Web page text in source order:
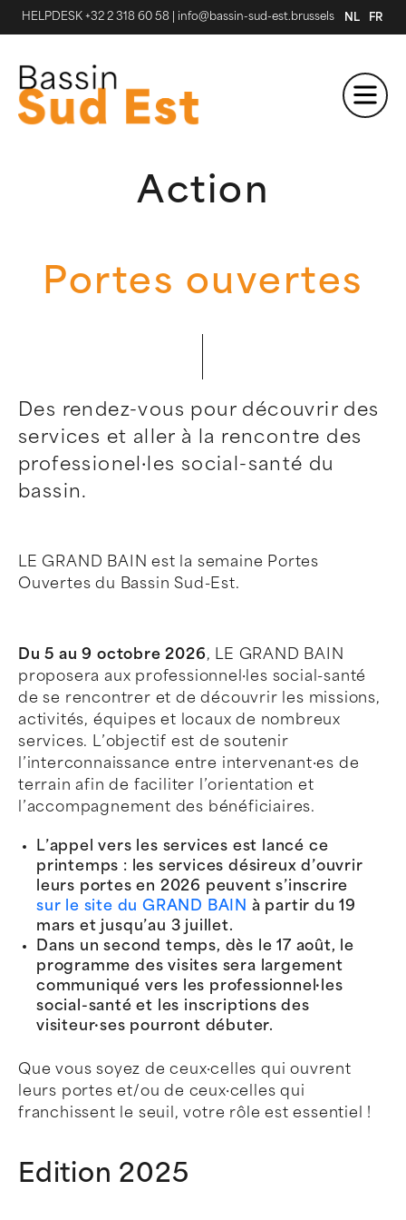
HELPDESK +32 2 318 60 58 info@bassin-sud-est.brussels NL FR
Action
Portes ouvertes
Des rendez-vous pour découvrir des
services et aller à la rencontre des
professionel·les social-santé du
bassin.
LE GRAND BAIN est la semaine Portes
Ouvertes du Bassin Sud-Est.
Du 5 au 9 octobre 2026, LE GRAND BAIN
proposera aux professionnel·les social-santé
de se rencontrer et de découvrir les missions,
activités, équipes et locaux de nombreux
services. L’objectif est de soutenir
l’interconnaissance entre intervenant·es de
terrain afin de faciliter l’orientation et
l’accompagnement des bénéficiaires.
L’appel vers les services est lancé ce
printemps : les services désireux d’ouvrir
leurs portes en 2026 peuvent s’inscrire
sur le site du GRAND BAIN à partir du 19
mars et jusqu’au 3 juillet.
Dans un second temps, dès le 17 août, le
programme des visites sera largement
communiqué vers les professionnel·les
social-santé et les inscriptions des
visiteur·ses pourront débuter.
Que vous soyez de ceux·celles qui ouvrent
leurs portes et/ou de ceux·celles qui
franchissent le seuil, votre rôle est essentiel !
Edition 2025